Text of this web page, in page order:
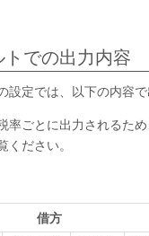
トでの出力内容
設定では、以下の内容で
率ごとに出力されるた
ください。
借方